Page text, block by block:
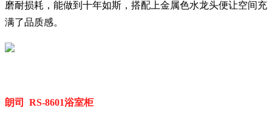
磨耐损耗，能做到十年如斯，搭配上金属色水龙头便让空间充
满了品质感。
朗司 RS-8601浴室柜